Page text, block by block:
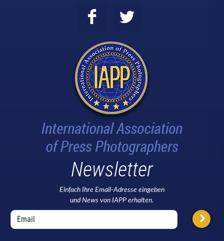
Newsletter
Einfach Ihre Email-Adresse eingeben
und News von IAPP erhalten.